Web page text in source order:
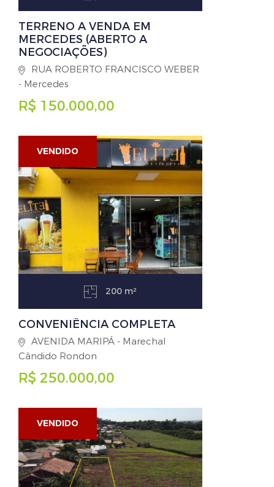
TERRENO A VENDA EM
MERCEDES (ABERTO A
NEGOCIAÇÕES)
RUA ROBERTO FRANCISCO WEBER
- Mercedes
R$ 150.000,00
VENDIDO
200 m²
CONVENIÊNCIA COMPLETA
AVENIDA MARIPÁ - Marechal
Cândido Rondon
R$ 250.000,00
VENDIDO